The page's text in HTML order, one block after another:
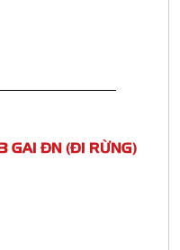
GAI ĐN (ĐI RỪNG)